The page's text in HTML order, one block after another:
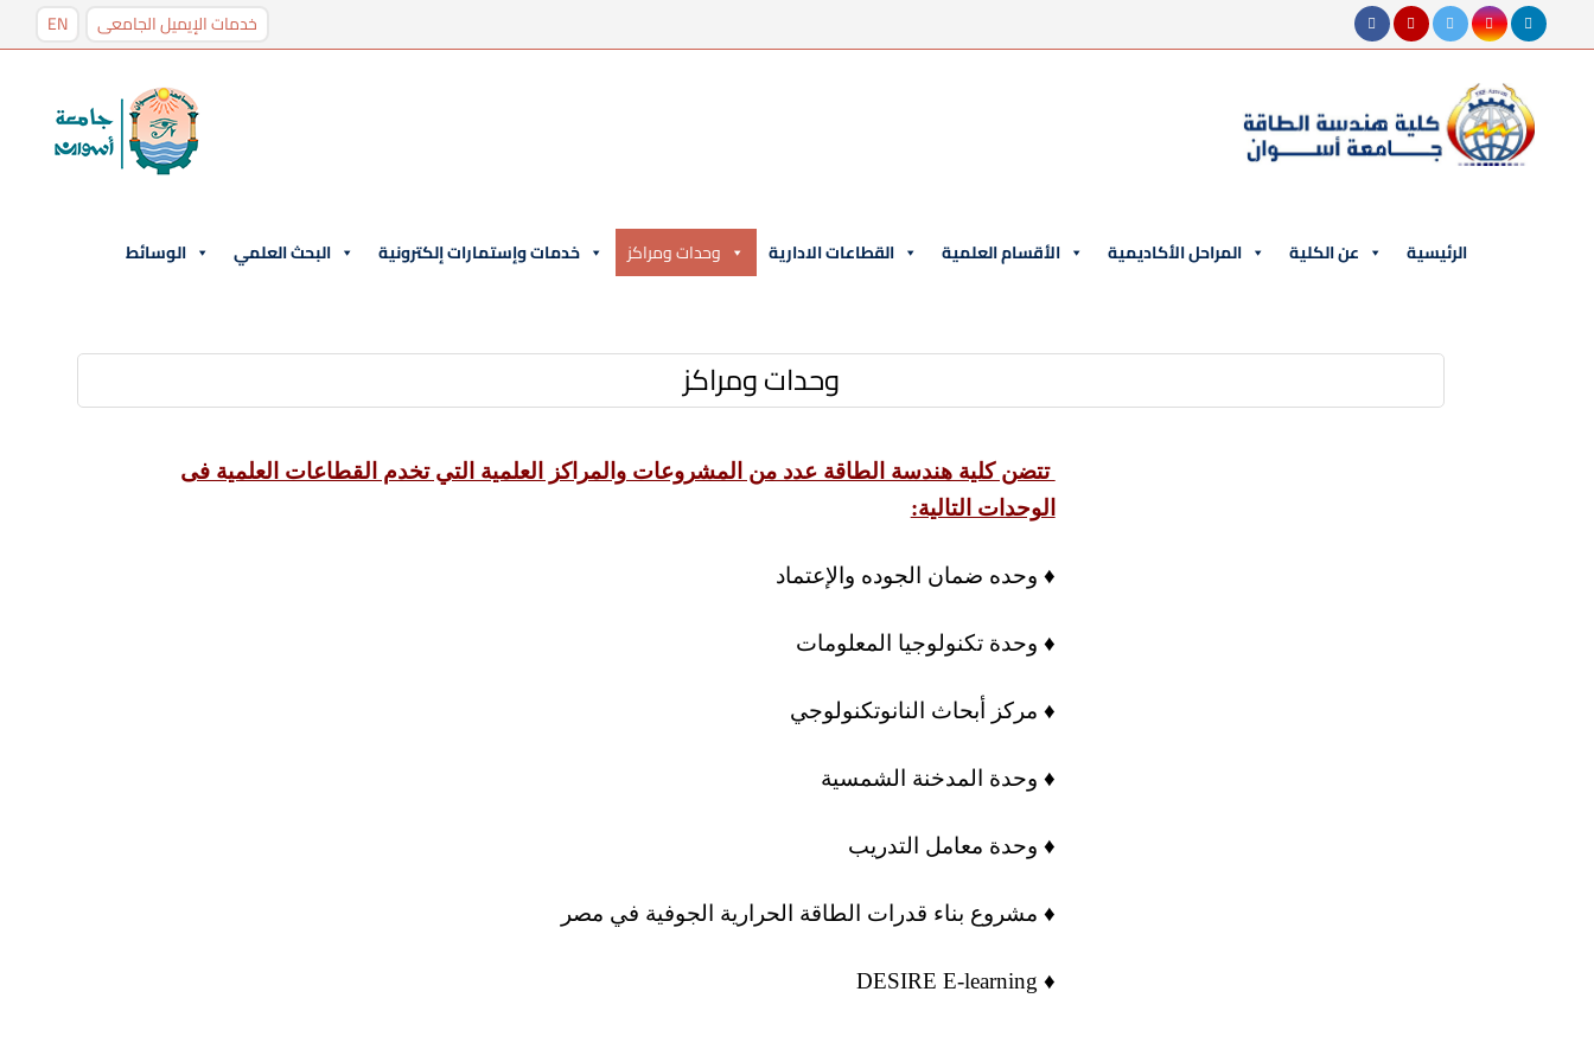
EN خدمات الإيميل الجامعى
الوسائط البحث العلمي خدمات وإستمارات إلكترونية وحدات ومراكز القطاعات الادارية الأقسام العلمية المراحل الأكاديمية عن الكلية الرئيسية
وحدات ومراكز
تتضن كلية هندسة الطاقة عدد من المشروعات والمراكز العلمية التي تخدم القطاعات العلمية فى
الوحدات التالية:
وحده ضمان الجوده والإعتماد ♦
وحدة تكنولوجيا المعلومات ♦
مركز أبحاث النانوتكنولوجي ♦
وحدة المدخنة الشمسية ♦
وحدة معامل التدريب ♦
مشروع بناء قدرات الطاقة الحرارية الجوفية في مصر ♦
DESIRE E-learning ♦